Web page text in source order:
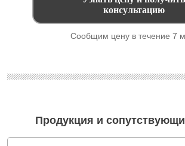
Сообщим цену в течение 7
Продукция и